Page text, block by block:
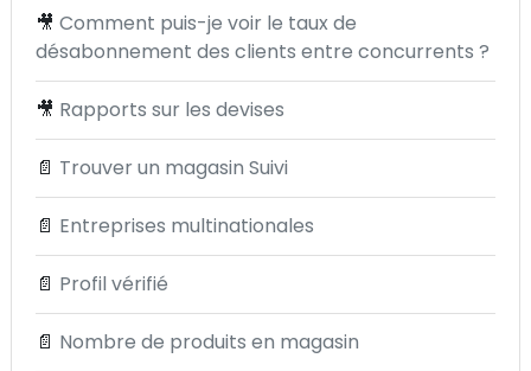
🎥 Comment puis-je voir le taux de
désabonnement des clients entre concurrents ?
🎥 Rapports sur les devises
📄 Trouver un magasin Suivi
📄 Entreprises multinationales
📄 Profil vérifié
📄 Nombre de produits en magasin